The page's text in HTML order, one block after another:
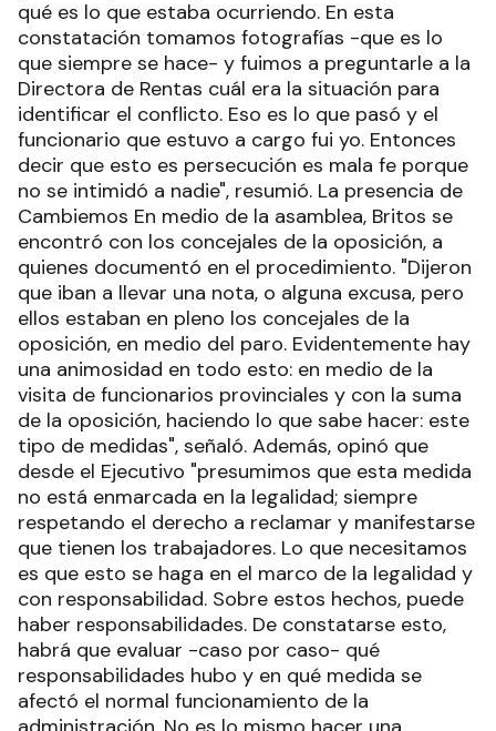
qué es lo que estaba ocurriendo. En esta
constatación tomamos fotografías -que es lo
que siempre se hace- y fuimos a preguntarle a la
Directora de Rentas cuál era la situación para
identificar el conflicto. Eso es lo que pasó y el
funcionario que estuvo a cargo fui yo. Entonces
decir que esto es persecución es mala fe porque
no se intimidó a nadie", resumió. La presencia de
Cambiemos En medio de la asamblea, Britos se
encontró con los concejales de la oposición, a
quienes documentó en el procedimiento. "Dijeron
que iban a llevar una nota, o alguna excusa, pero
ellos estaban en pleno los concejales de la
oposición, en medio del paro. Evidentemente hay
una animosidad en todo esto: en medio de la
visita de funcionarios provinciales y con la suma
de la oposición, haciendo lo que sabe hacer: este
tipo de medidas", señaló. Además, opinó que
desde el Ejecutivo "presumimos que esta medida
no está enmarcada en la legalidad; siempre
respetando el derecho a reclamar y manifestarse
que tienen los trabajadores. Lo que necesitamos
es que esto se haga en el marco de la legalidad y
con responsabilidad. Sobre estos hechos, puede
haber responsabilidades. De constatarse esto,
habrá que evaluar -caso por caso- qué
responsabilidades hubo y en qué medida se
afectó el normal funcionamiento de la